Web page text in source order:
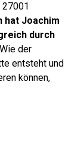
hat Joachim
durch
Wie der
entsteht und
können,